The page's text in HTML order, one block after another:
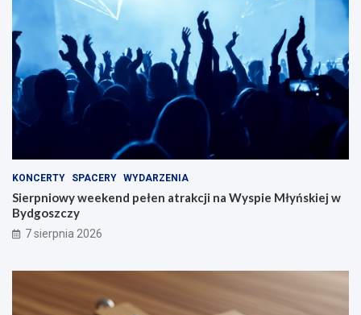
KONCERTY SPACERY WYDARZENIA
Sierpniowy weekend pełen atrakcji na Wyspie Młyńskiej w
Bydgoszczy
7 sierpnia 2026